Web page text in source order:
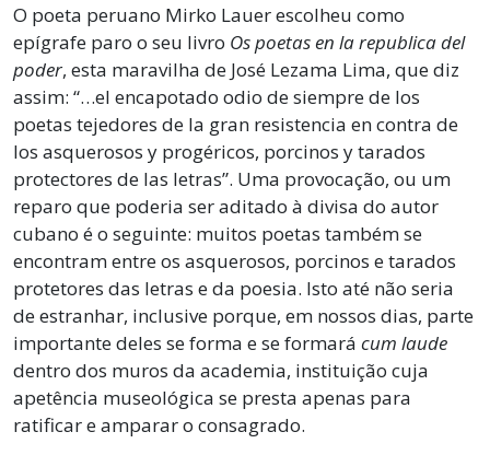
O poeta peruano Mirko Lauer escolheu como
epígrafe paro o seu livro Os poetas en la republica del
poder, esta maravilha de José Lezama Lima, que diz
assim: “…el encapotado odio de siempre de los
poetas tejedores de la gran resistencia en contra de
los asquerosos y progéricos, porcinos y tarados
protectores de las letras”. Uma provocação, ou um
reparo que poderia ser aditado à divisa do autor
cubano é o seguinte: muitos poetas também se
encontram entre os asquerosos, porcinos e tarados
protetores das letras e da poesia. Isto até não seria
de estranhar, inclusive porque, em nossos dias, parte
importante deles se forma e se formará cum laude
dentro dos muros da academia, instituição cuja
apetência museológica se presta apenas para
ratificar e amparar o consagrado.